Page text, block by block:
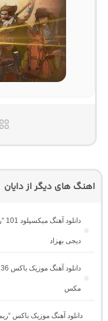
اهنگ های دیگر از دایان
دیجی بهزاد
مکس
دانلود آهنگ موزیک باکس